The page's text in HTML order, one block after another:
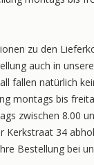
zu den
auch in
fallen natürlich
montags bis
zwischen 8.00
Kerkstraat 34
Bestellung bei